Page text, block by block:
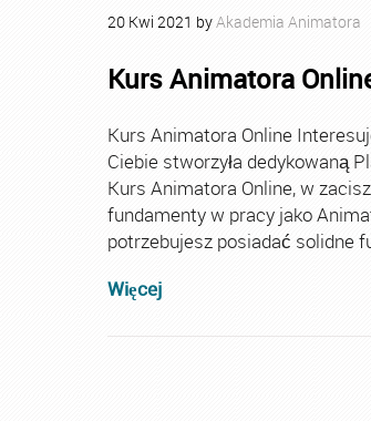
20 Kwi 2021 byAkademia Animatora
Kurs Animatora
Kurs Animatora Online
Ciebie stworzyła dedykowaną
Kurs Animatora Online, w
fundamenty w pracy jako
potrzebujesz posiadać solidne
Więcej